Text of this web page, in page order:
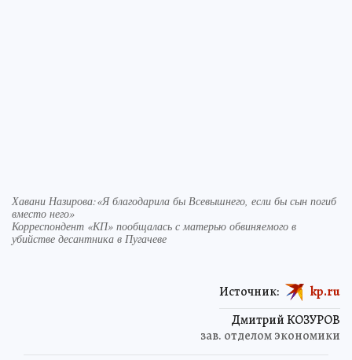
Хавани Назирова:«Я благодарила бы Всевышнего, если бы сын погиб
вместо него»
Корреспондент «КП» пообщалась с матерью обвиняемого в
убийстве десантника в Пугачеве
Дмитрий КОЗУРОВ
зав. отделом экономики
Источник: kp.ru